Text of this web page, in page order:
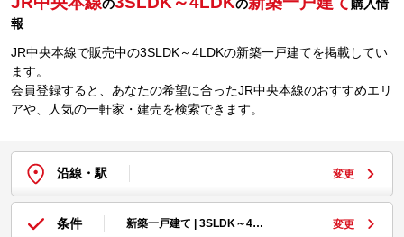
の の
購入情
報
JR中央本線で販売中の3SLDK～4LDKの新築一戸建てを掲載してい
ます。
会員登録すると、あなたの希望に合ったJR中央本線のおすすめエリ
アや、人気の一軒家・建売を検索できます。
沿線・駅 変更
条件 新築一戸建て | 3SLDK～4… 変更